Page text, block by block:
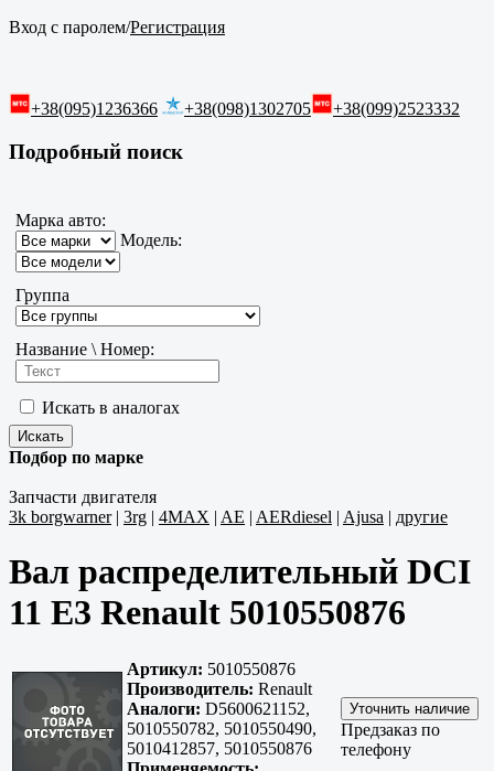
Вход с паролем/Регистрация
+38(095)1236366 +38(098)1302705 +38(099)2523332
Подробный поиск
Марка авто:
Модель:
Группа
Название \ Номер:
Искать в аналогах
Подбор по марке
Запчасти двигателя
3k borgwarner| 3rg | 4MAX | AE | AERdiesel | Ajusa | другие
Вал распределительный DCI
11 E3 Renault 5010550876
Артикул: 5010550876
Производитель: Renault
Аналоги: D5600621152,
5010550782, 5010550490,
5010412857, 5010550876
Предзаказ по
телефону